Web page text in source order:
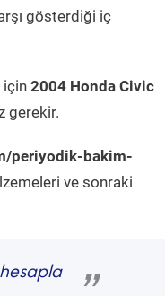
gösterdiği iç
için 2004 Honda Civic
gerekir.
periyodik-bakim-
ve sonraki